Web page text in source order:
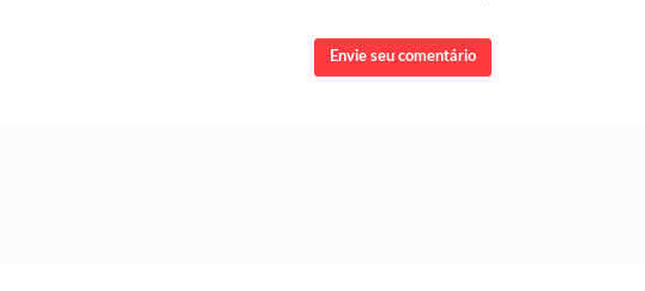
Envie seu comentário